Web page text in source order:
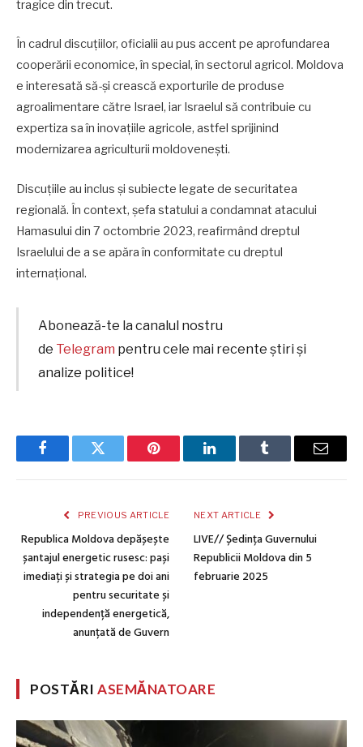
tragice din trecut.
În cadrul discuțiilor, oficialii au pus accent pe aprofundarea
cooperării economice, în special, în sectorul agricol. Moldova
e interesată să-și crească exporturile de produse
agroalimentare către Israel, iar Israelul să contribuie cu
expertiza sa în inovațiile agricole, astfel sprijinind
modernizarea agriculturii moldovenești.
Discuțiile au inclus și subiecte legate de securitatea
regională. În context, șefa statului a condamnat atacului
Hamasului din 7 octombrie 2023, reafirmând dreptul
Israelului de a se apăra în conformitate cu dreptul
internațional.
Abonează-te la canalul nostru
de Telegram pentru cele mai recente știri și
analize politice!
FacebookTwitter Pinterest LinkedInTumblr Email
PREVIOUS ARTICLE
Republica Moldova depășește
șantajul energetic rusesc: pași
imediați și strategia pe doi ani
pentru securitate și
independență energetică,
anunțată de Guvern
NEXT ARTICLE
LIVE// Ședința Guvernului
Republicii Moldova din 5
februarie 2025
POSTĂRIASEMĂNATOARE